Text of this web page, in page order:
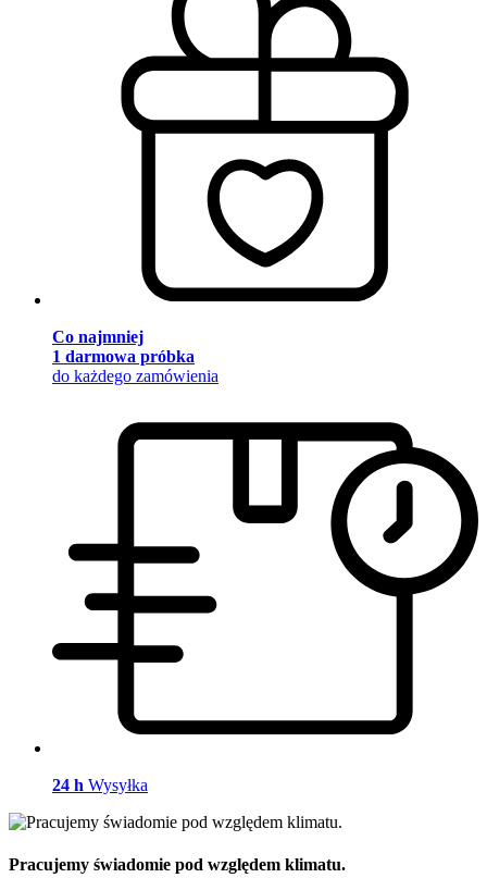
Co najmniej
1 darmowa próbka
do każdego zamówienia
24 h Wysyłka
Pracujemy świadomie pod względem klimatu.